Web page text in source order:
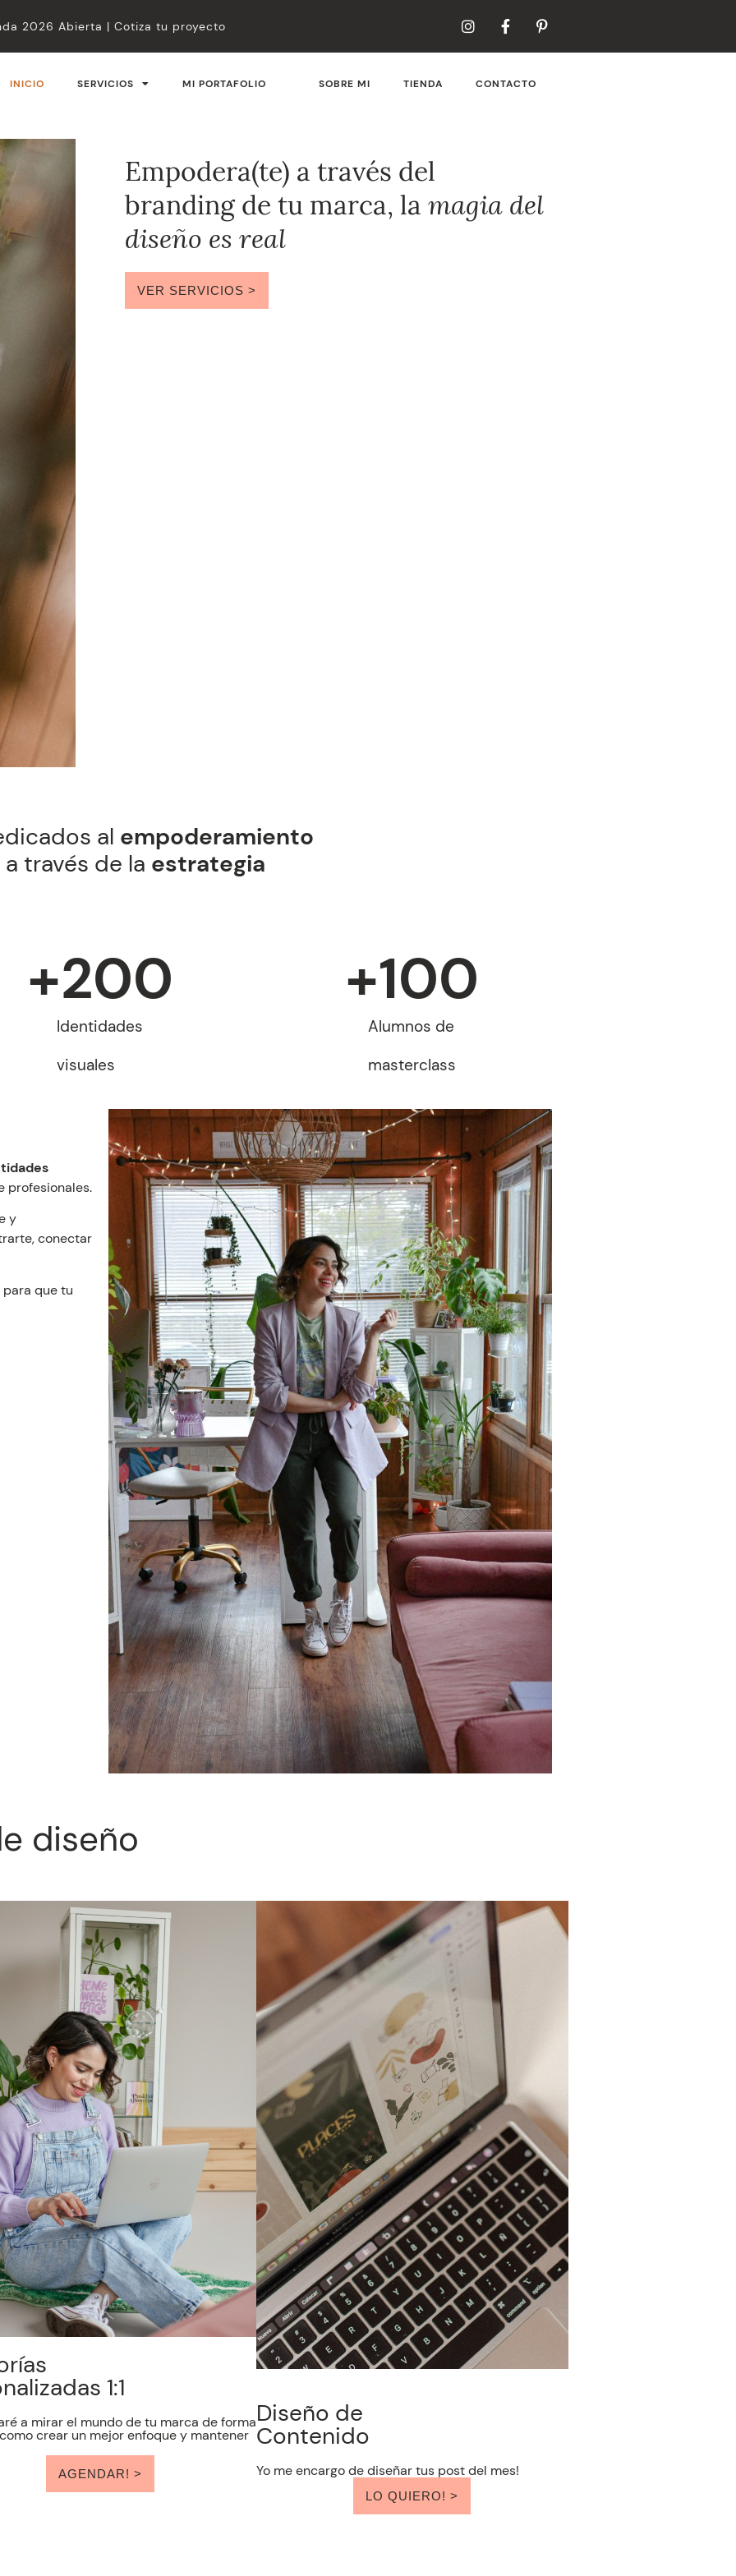
2026 Abierta | Cotiza tu proyecto
INICIO SERVICIOS MI PORTAFOLIO SOBRE MI TIENDA CONTACTO
Empodera(te) a través del
branding de tu marca, la magia del
diseño es real
VER SERVICIOS >
al empoderamiento
a través de la estrategia
Identidades
visuales
+200
Alumnos de
masterclass
+100
profesionales.
y
conectar
para que tu
diseño
1:1
a mirar el mundo de tu marca de forma
crear un mejor enfoque y mantener
AGENDAR! >
Diseño de
Contenido
Yo me encargo de diseñar tus post del mes!
LO QUIERO! >